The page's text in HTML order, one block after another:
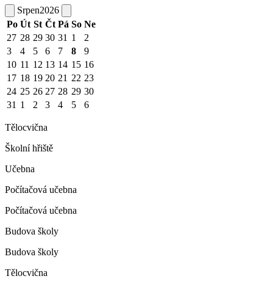
Srpen2026
Po Út St Čt Pá So Ne
27 28 29 30 31 1
2
3
4 5 6 7 8
9
10 11 12 13 14 15 16
17 18 19 20 21 22 23
24 25 26 27 28 29 30
31 1 2 3 4 5 6
Tělocvična
Školní hřiště
Učebna
Počítačová učebna
Počítačová učebna
Budova školy
Budova školy
Tělocvična